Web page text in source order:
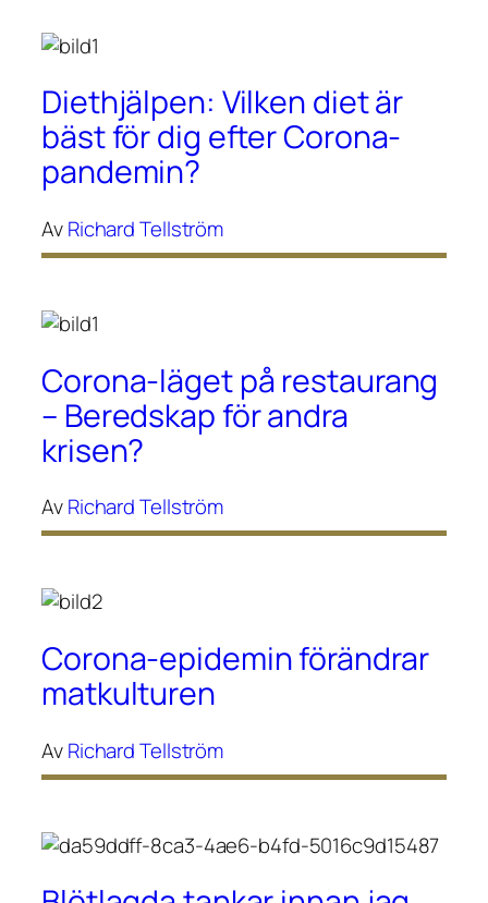
Diethjälpen: Vilken diet är
bäst för dig efter Corona-
pandemin?
AvRichard Tellström
Corona-läget på restaurang
– Beredskap för andra
krisen?
AvRichard Tellström
Corona-epidemin förändrar
matkulturen
AvRichard Tellström